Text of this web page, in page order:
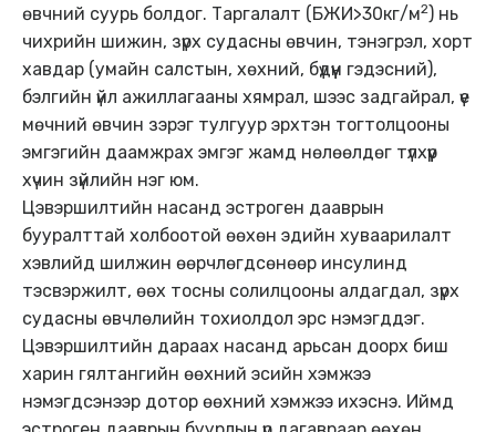
өвчний суурь болдог. Таргалалт (БЖИ>30кг/м2) нь
чихрийн шижин, зүрх судасны өвчин, тэнэгрэл, хорт
хавдар (умайн салстын, хөхний, бүдүүн гэдэсний),
бэлгийн үйл ажиллагааны хямрал, шээс задгайрал, үе
мөчний өвчин зэрэг тулгуур эрхтэн тогтолцооны
эмгэгийн даамжрах эмгэг жамд нөлөөлдөг түлхүүр
хүчин зүйлийн нэг юм.
Цэвэршилтийн насанд эстроген дааврын
бууралттай холбоотой өөхөн эдийн хуваарилалт
хэвлийд шилжин өөрчлөгдсөнөөр инсулинд
тэсвэржилт, өөх тосны солилцооны алдагдал, зүрх
судасны өвчлөлийн тохиолдол эрс нэмэгддэг.
Цэвэршилтийн дараах насанд арьсан доорх биш
харин гялтангийн өөхний эсийн хэмжээ
нэмэгдсэнээр дотор өөхний хэмжээ ихэснэ. Иймд